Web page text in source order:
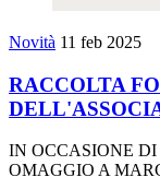
Novità 11 feb 2025
RACCOLTA
IN OCCASIONE
OMAGGIO A